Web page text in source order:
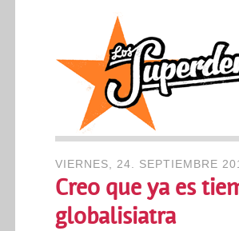
VIERNES, 24. SEPTIEMBRE
Creo que ya es
globalisiatra